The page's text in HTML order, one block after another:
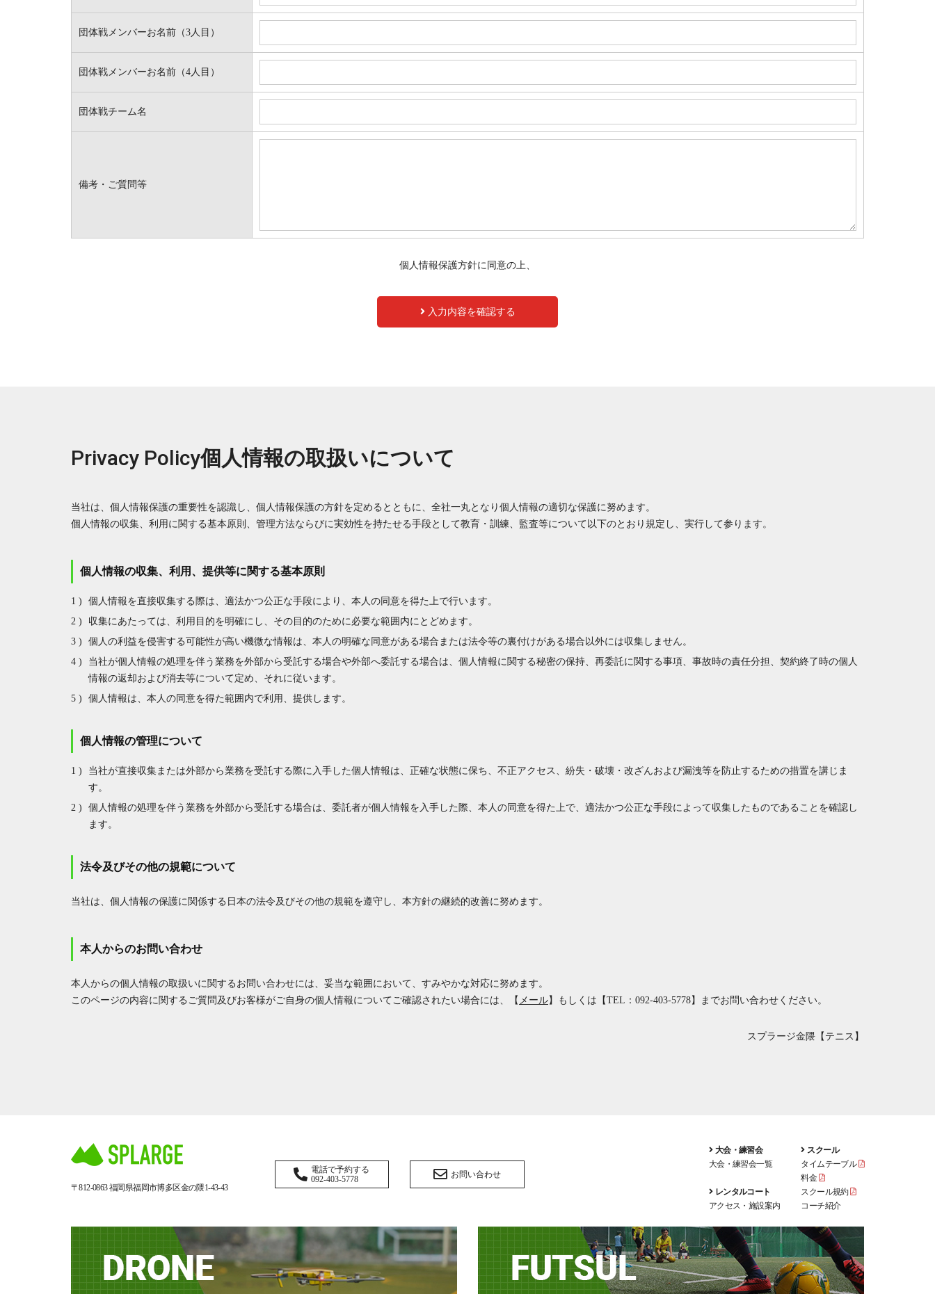
団体戦メンバーお名前（3人目）
団体戦メンバーお名前（4人目）
団体戦チーム名
備考・ご質問等
個人情報保護方針に同意の上、
入力内容を確認する
Privacy Policy個人情報の取扱いについて
当社は、個人情報保護の重要性を認識し、個人情報保護の方針を定めるとともに、全社一丸となり個人情報の適切な保護に努めます。
個人情報の収集、利用に関する基本原則、管理方法ならびに実効性を持たせる手段として教育・訓練、監査等について以下のとおり規定し、実行して参ります。
個人情報の収集、利用、提供等に関する基本原則
個人情報を直接収集する際は、適法かつ公正な手段により、本人の同意を得た上で行います。
収集にあたっては、利用目的を明確にし、その目的のために必要な範囲内にとどめます。
個人の利益を侵害する可能性が高い機微な情報は、本人の明確な同意がある場合または法令等の裏付けがある場合以外には収集しません。
当社が個人情報の処理を伴う業務を外部から受託する場合や外部へ委託する場合は、個人情報に関する秘密の保持、再委託に関する事項、事故時の責任分担、契約終了時の個人
情報の返却および消去等について定め、それに従います。
個人情報は、本人の同意を得た範囲内で利用、提供します。
個人情報の管理について
当社が直接収集または外部から業務を受託する際に入手した個人情報は、正確な状態に保ち、不正アクセス、紛失・破壊・改ざんおよび漏洩等を防止するための措置を講じま
す。
個人情報の処理を伴う業務を外部から受託する場合は、委託者が個人情報を入手した際、本人の同意を得た上で、適法かつ公正な手段によって収集したものであることを確認し
ます。
法令及びその他の規範について
当社は、個人情報の保護に関係する日本の法令及びその他の規範を遵守し、本方針の継続的改善に努めます。
本人からのお問い合わせ
本人からの個人情報の取扱いに関するお問い合わせには、妥当な範囲において、すみやかな対応に努めます。
このページの内容に関するご質問及びお客様がご自身の個人情報についてご確認されたい場合には、【 メール】もしくは【TEL：092-403-5778】までお問い合わせください。
スプラージ金隈【テニス】
〒812-0863福岡県福岡市博多区金の隈1-43-43
電話で予約する
092-403-5778
お問い合わせ
大会・練習会
大会・練習会一覧
レンタルコート
アクセス・施設案内
スクール
タイムテーブル
料金
スクール規約
コーチ紹介